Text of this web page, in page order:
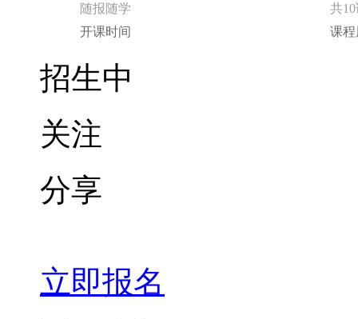
随报随学
共
开课时间
课
招生中
关注
分享
立即报名